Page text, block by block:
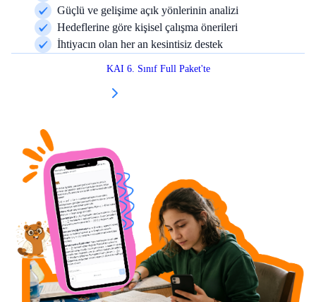
Güçlü ve gelişime açık yönlerinin analizi
Hedeflerine göre kişisel çalışma önerileri
İhtiyacın olan her an kesintisiz destek
KAI 6. Sınıf Full Paket'te